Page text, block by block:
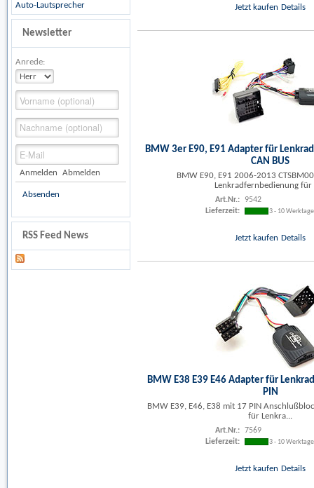
Auto-Lautsprecher
Newsletter
Anrede:
Anmelden Abmelden
Absenden
RSS Feed News
Jetzt kaufen Details
BMW 3er E90, E91 Adapter für
CAN BUS
BMW E90, E91 2006-2013
Lenkradfernbedienung für
Art.Nr.:
9542
Lieferzeit:
3 - 10 Werktage
Jetzt kaufen Details
BMW E38 E39 E46 Adapter für
PIN
BMW E39, E46, E38 mit 17 PIN
für Lenkra...
Art.Nr.:
7569
Lieferzeit:
3 - 10 Werktage
Jetzt kaufen Details